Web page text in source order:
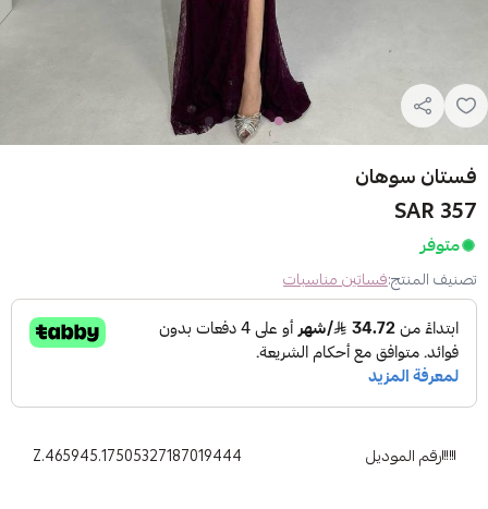
فستان سوهان
357 SAR
متوفر
تصنيف المنتج:فساتين مناسبات
رقم الموديل Z.465945.17505327187019444